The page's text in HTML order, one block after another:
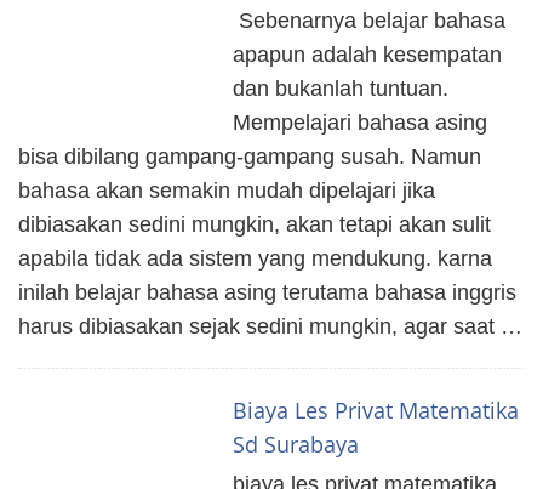
Sebenarnya belajar bahasa
apapun adalah kesempatan
dan bukanlah tuntuan.
Mempelajari bahasa asing
bisa dibilang gampang-gampang susah. Namun
bahasa akan semakin mudah dipelajari jika
dibiasakan sedini mungkin, akan tetapi akan sulit
apabila tidak ada sistem yang mendukung. karna
inilah belajar bahasa asing terutama bahasa inggris
harus dibiasakan sejak sedini mungkin, agar saat …
Biaya Les Privat Matematika
Sd Surabaya
biaya les privat matematika